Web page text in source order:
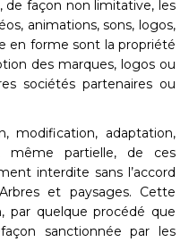
de façon non limitative, les
animations, sons, logos,
en forme sont la propriété
des marques, logos ou
sociétés partenaires ou
modification, adaptation,
même partielle, de ces
interdite sans l’accord
et paysages. Cette
par quelque procédé que
sanctionnée par les